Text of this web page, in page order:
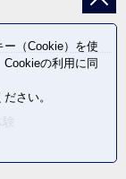
（Cookie）を使
の利用に同
さい。